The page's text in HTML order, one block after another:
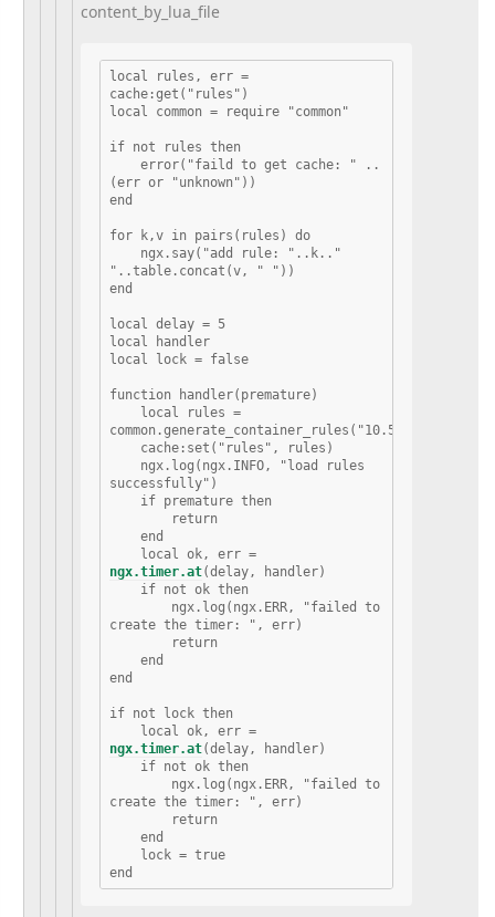
content_by_lua_file
local rules, err =
cache:get("rules")
local common = require "common"
if not rules then
    error("faild to get cache: " ..
(err or "unknown"))
end
for k,v in pairs(rules) do
"..table.concat(v, " "))
end
local delay = 5
local handler
local lock = false
function handler(premature)
common.generate_container_rules("10.50.0.166")
successfully")
    end
ngx.timer.at(delay, handler)
create the timer: ", err)
    end
end
if not lock then
ngx.timer.at(delay, handler)
create the timer: ", err)
    end